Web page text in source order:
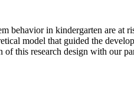
behavior in kindergarten are at
model that guided the
of this research design with our